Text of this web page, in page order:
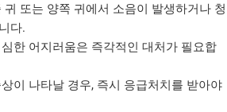
귀 또는 양쪽 귀에서 소음이 발생하거나 청
다.
한 어지러움은 즉각적인 대처가 필요합
이 나타날 경우, 즉시 응급처치를 받아야